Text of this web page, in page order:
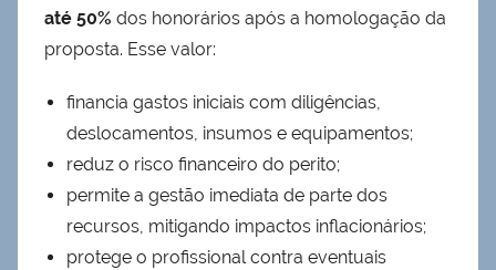
até 50% dos honorários após a homologação da
proposta. Esse valor:
financia gastos iniciais com diligências,
deslocamentos, insumos e equipamentos;
reduz o risco financeiro do perito;
permite a gestão imediata de parte dos
recursos, mitigando impactos inflacionários;
protege o profissional contra eventuais